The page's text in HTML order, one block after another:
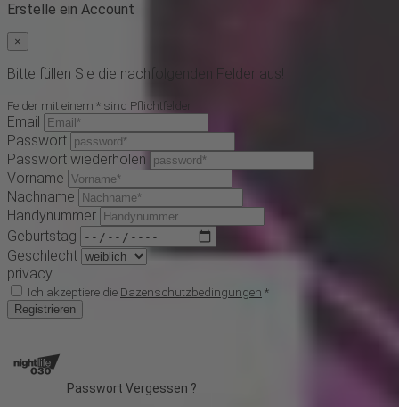
Erstelle ein Account
×
Bitte füllen Sie die nachfolgenden Felder aus!
Felder mit einem * sind Pflichtfelder
Email
Passwort
Passwort wiederholen
Vorname
Nachname
Handynummer
Geburtstag
Geschlecht
privacy
Ich akzeptiere die Dazenschutzbedingungen *
Registrieren
Passwort Vergessen ?